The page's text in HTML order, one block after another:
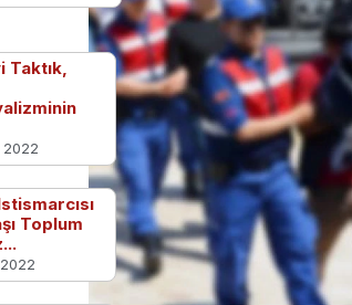
Taktık,
2022
Toplum